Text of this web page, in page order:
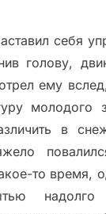
себя
голову,
ему
молодого
в
то время,